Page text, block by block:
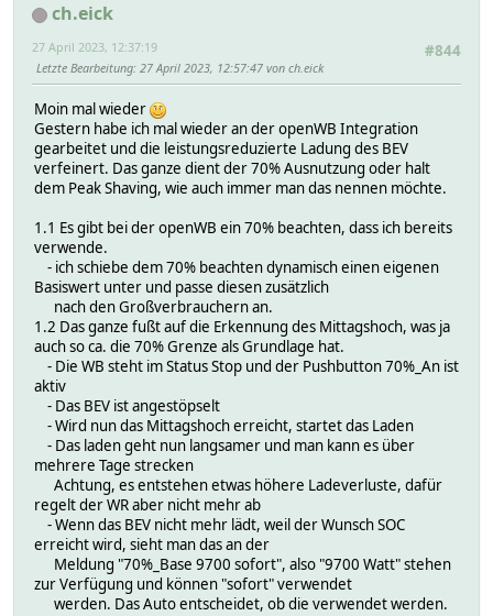
## 2 Erstellen des Diagramms im uiTable\
3_WR_ctl_Diagramm\
{if( !([$SELF:state] eq "off")
and [$SELF:Yield_fc0_06] ##
or [$SELF:ui_command_1] eq
) {\
\
my (@out) = ("") x 2;; ## Es wird
my $timestamp;;\
\
for (my $j=0;;$j<=1;;$j++){
for (my $i=5;;$i<=21;;$i++){
$timestamp = sprintf("%s_%02d:00:00",
$out[$j] .= $timestamp."
} # End $i\
} # End $j\
if (AttrVal("$SELF","verbose",0) >=3) {\
Log 3, "$SELF 3_WR_ctl_Diagramm : Werte für das
print($out[0]."\n\n");;\
print($out[1]."\n");;\
}\
## Yield_fc*_current dient nur als Trigger für die card
\
set_Reading("ui_command_1","---");; ##
## kann das Kommando
}\
}\
ch.eick
#844
27 April 2023, 12:37:19
Letzte Bearbeitung: 27 April 2023, 12:57:47 von ch.eick
Moin mal wieder
Gestern habe ich mal wieder an der openWB Integration
gearbeitet und die leistungsreduzierte Ladung des BEV
verfeinert. Das ganze dient der 70% Ausnutzung oder halt
dem Peak Shaving, wie auch immer man das nennen möchte.
1.1 Es gibt bei der openWB ein 70% beachten, dass ich bereits
verwende.
- ich schiebe dem 70% beachten dynamisch einen eigenen
Basiswert unter und passe diesen zusätzlich
nach den Großverbrauchern an.
1.2 Das ganze fußt auf die Erkennung des Mittagshoch, was ja
auch so ca. die 70% Grenze als Grundlage hat.
- Die WB steht im Status Stop und der Pushbutton 70%_An ist
aktiv
- Das BEV ist angestöpselt
- Wird nun das Mittagshoch erreicht, startet das Laden
- Das laden geht nun langsamer und man kann es über
mehrere Tage strecken
Achtung, es entstehen etwas höhere Ladeverluste, dafür
regelt der WR aber nicht mehr ab
- Wenn das BEV nicht mehr lädt, weil der Wunsch SOC
erreicht wird, sieht man das an der
Meldung "70%_Base 9700 sofort", also "9700 Watt" stehen
zur Verfügung und können "sofort" verwendet
werden. Das Auto entscheidet, ob die verwendet werden.